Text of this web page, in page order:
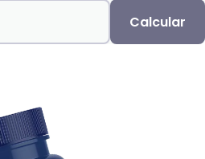
Calcular